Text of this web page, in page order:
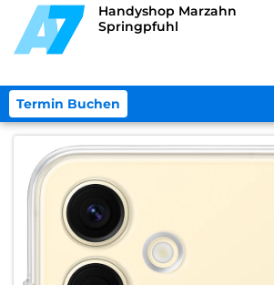
Handyshop Marzahn
Springpfuhl
Termin Buchen